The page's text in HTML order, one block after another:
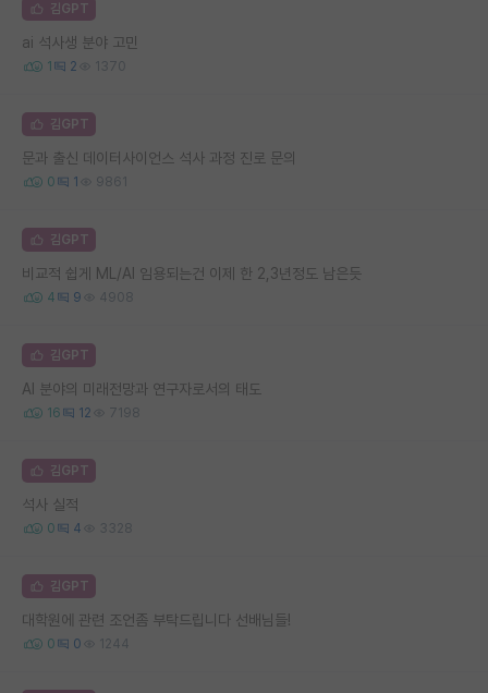
김GPT
ai 석사생 분야 고민
1 2 1370
김GPT
문과 출신 데이터사이언스 석사 과정 진로 문의
0 1 9861
김GPT
비교적 쉽게 ML/AI 임용되는건 이제 한 2,3년정도 남은듯
4 9 4908
김GPT
AI 분야의 미래전망과 연구자로서의 태도
16 12 7198
김GPT
석사 실적
0 4 3328
김GPT
대학원에 관련 조언좀 부탁드립니다 선배님들!
0 0 1244